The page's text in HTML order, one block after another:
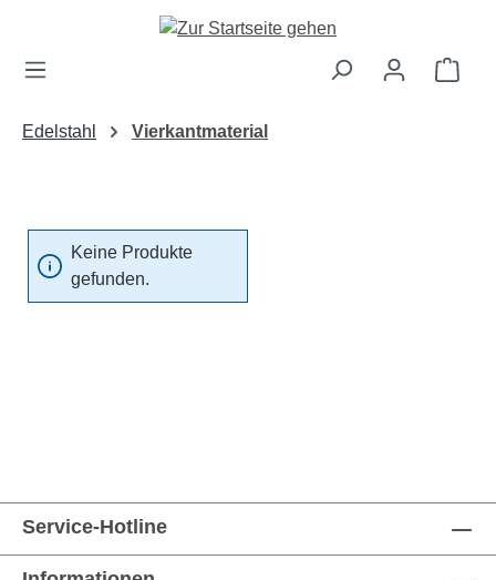
Zum Hauptinhalt springen
Edelstahl Vierkantmaterial
Keine Produkte
gefunden.
Service-Hotline